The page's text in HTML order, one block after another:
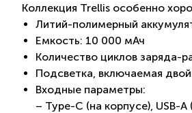
Коллекция Trellis особенно
Литий-полимерный
Емкость: 10 000 мАч
Количество циклов заряда-
Подсветка, включаемая
Входные параметры:
– Type-C (на корпусе), USB-A